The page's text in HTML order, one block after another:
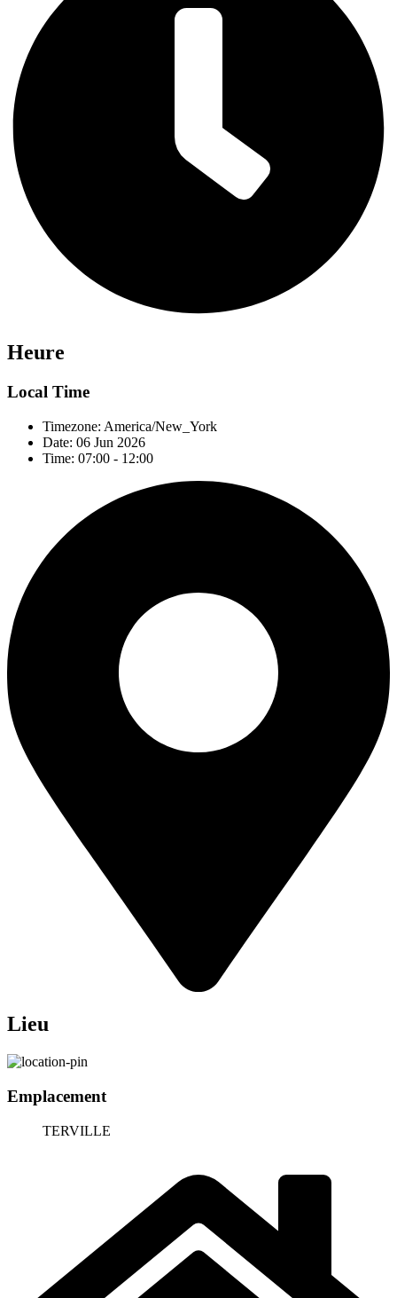
Heure
Local Time
Timezone: America/New_York
Date: 06 Jun 2026
Time: 07:00 - 12:00
Lieu
Emplacement
TERVILLE